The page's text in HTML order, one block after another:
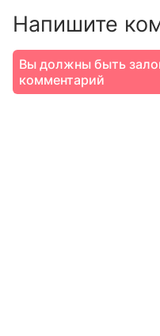
Напишите
Вы должны быть
комментарий